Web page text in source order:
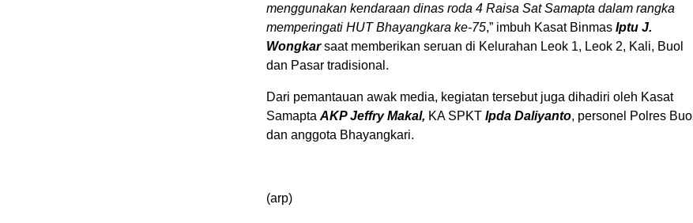
menggunakan kendaraan dinas roda 4 Raisa Sat Samapta dalam rangka
memperingati HUT Bhayangkara ke-75,” imbuh Kasat Binmas Iptu J.
Wongkarsaat memberikan seruan di Kelurahan Leok 1, Leok 2, Kali, Buol
dan Pasar tradisional.
Dari pemantauan awak media, kegiatan tersebut juga dihadiri oleh Kasat
Samapta AKP Jeffry Makal, KA SPKT Ipda Daliyanto, personel Polres Buol
dan anggota Bhayangkari.
(arp)